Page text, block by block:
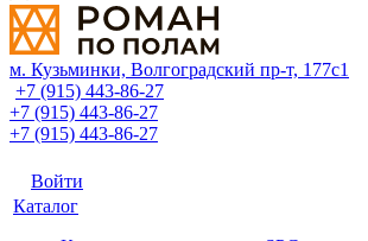
м. Кузьминки, Волгоградский пр‑т, 177с1
+7 (915) 443-86-27
+7 (915) 443-86-27
+7 (915) 443-86-27
Войти
Каталог